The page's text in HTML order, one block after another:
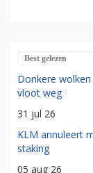
Best gelezen
Donkere
vloot weg
31 jul 26
KLM annuleert
staking
05 aug 26